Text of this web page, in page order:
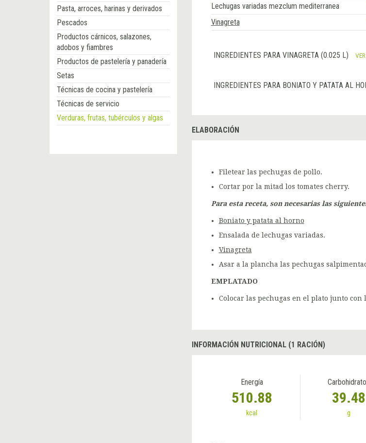
Pasta, arroces, harinas y derivados
Pescados
Productos cárnicos, salazones,
adobos y fiambres
Productos de pastelería y panadería
Setas
Técnicas de cocina y pastelería
Técnicas de servicio
Verduras, frutas, tubérculos y algas
Lechugas variadas mezclum mediterranea
Vinagreta
INGREDIENTES PARA VINAGRETA (0.025 L)
INGREDIENTES PARA BONIATO Y PATATA AL
ELABORACIÓN
Filetear las pechugas de pollo.
Cortar por la mitad los tomates cherry.
Para esta receta, son necesarias las
Boniato y patata al horno
Ensalada de lechugas variadas.
Vinagreta
Asar a la plancha las pechugas
EMPLATADO
Colocar las pechugas en el plato junto con
INFORMACIÓN NUTRICIONAL (1 RACIÓN)
Energía
510.88
kcal
39.48
g